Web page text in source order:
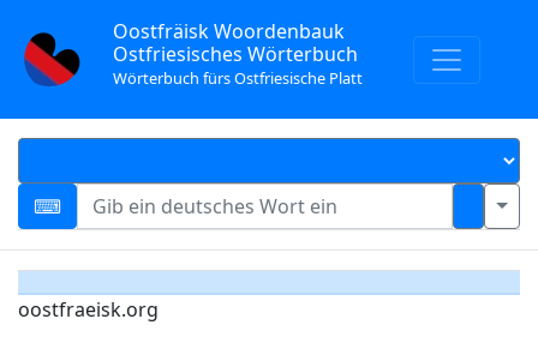
Oostfräisk Woordenbauk
Ostfriesisches Wörterbuch
Wörterbuch fürs Ostfriesische Platt
oostfraeisk.org